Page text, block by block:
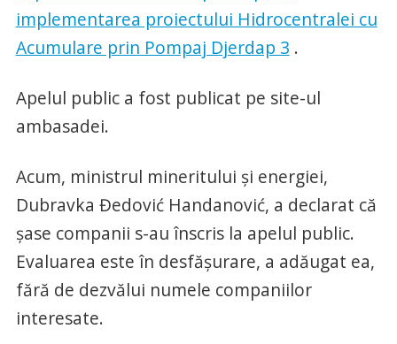
implementarea proiectului Hidrocentralei cu
Acumulare prin Pompaj Djerdap 3 .
Apelul public a fost publicat pe site-ul
ambasadei.
Acum, ministrul mineritului și energiei,
Dubravka Đedović Handanović, a declarat că
șase companii s-au înscris la apelul public.
Evaluarea este în desfășurare, a adăugat ea,
fără de dezvălui numele companiilor
interesate.